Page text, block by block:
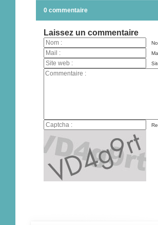
0 commentaire
Laissez un commentaire